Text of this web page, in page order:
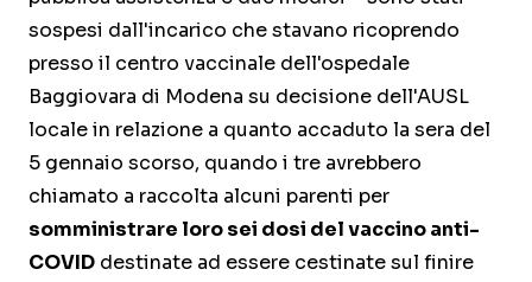
sospesi dall'incarico che stavano ricoprendo
presso il centro vaccinale dell'ospedale
Baggiovara di Modena su decisione dell'AUSL
locale in relazione a quanto accaduto la sera del
5 gennaio scorso, quando i tre avrebbero
chiamato a raccolta alcuni parenti per
somministrare loro sei dosi del vaccino anti-
COVID destinate ad essere cestinate sul finire